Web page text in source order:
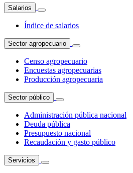
Salarios
Índice de salarios
Sector agropecuario
Censo agropecuario
Encuestas agropecuarias
Producción agropecuaria
Sector público
Administración pública nacional
Deuda pública
Presupuesto nacional
Recaudación y gasto público
Servicios